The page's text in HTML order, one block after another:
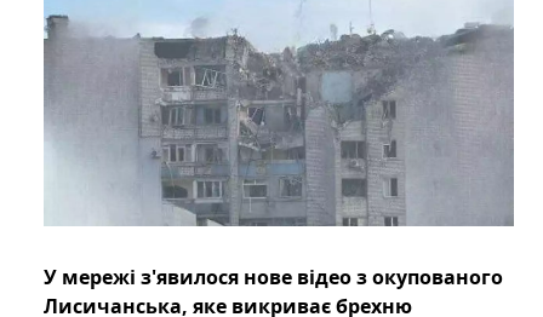
У мережі з'явилося нове відео з окупованого
Лисичанська, яке викриває брехню